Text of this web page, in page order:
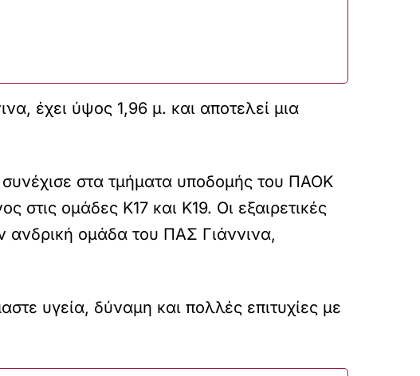
έχει ύψος 1,96 μ. και αποτελεί μια
στα τμήματα υποδομής του ΠΑΟΚ
στις ομάδες Κ17 και Κ19. Οι εξαιρετικές
ανδρική ομάδα του ΠΑΣ Γιάννινα,
υγεία, δύναμη και πολλές επιτυχίες με